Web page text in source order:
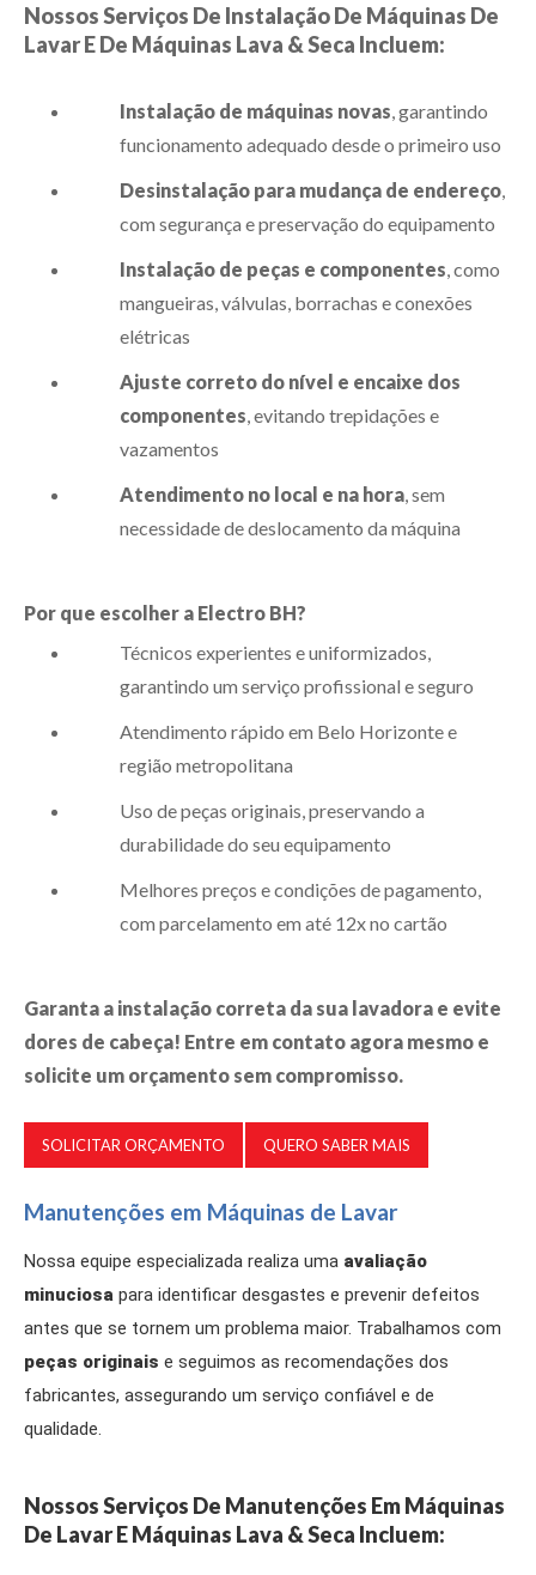
Nossos Serviços De Instalação De Máquinas De
Lavar E De Máquinas Lava & Seca Incluem:
Instalação de máquinas novas, garantindo
funcionamento adequado desde o primeiro uso
Desinstalação para mudança de endereço,
com segurança e preservação do equipamento
Instalação de peças e componentes, como
mangueiras, válvulas, borrachas e conexões
elétricas
Ajuste correto do nível e encaixe dos
componentes, evitando trepidações e
vazamentos
Atendimento no local e na hora, sem
necessidade de deslocamento da máquina
Por que escolher a Electro BH?
Técnicos experientes e uniformizados,
garantindo um serviço profissional e seguro
Atendimento rápido em Belo Horizonte e
região metropolitana
Uso de peças originais, preservando a
durabilidade do seu equipamento
Melhores preços e condições de pagamento,
com parcelamento em até 12x no cartão
Garanta a instalação correta da sua lavadora e evite
dores de cabeça! Entre em contato agora mesmo e
solicite um orçamento sem compromisso.
SOLICITAR ORÇAMENTO QUERO SABER MAIS
Manutenções em Máquinas de Lavar
Nossa equipe especializada realiza uma avaliação
minuciosa para identificar desgastes e prevenir defeitos
antes que se tornem um problema maior. Trabalhamos com
peças originais e seguimos as recomendações dos
fabricantes, assegurando um serviço confiável e de
qualidade.
Nossos Serviços De Manutenções Em Máquinas
De Lavar E Máquinas Lava & Seca Incluem: